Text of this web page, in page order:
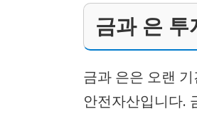
금과 은 투
금과 은은 오랜
안전자산입니다.